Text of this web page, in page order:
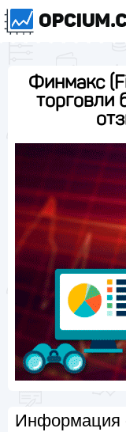
Финмакс
торговли
Информация